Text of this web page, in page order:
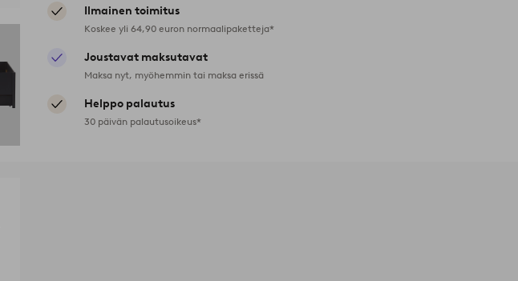
Ilmainen toimitus
Koskee yli 64,90 euron normaalipaketteja*
Joustavat maksutavat
Maksa nyt, myöhemmin tai maksa erissä
Helppo palautus
30 päivän palautusoikeus*